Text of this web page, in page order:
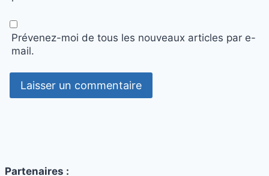
Prévenez-moi de tous les nouveaux articles par e-
mail.
Partenaires :